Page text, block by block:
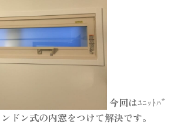
今回はﾕﾆｯﾄﾊﾞ
ドン式の内窓をつけて解決です。